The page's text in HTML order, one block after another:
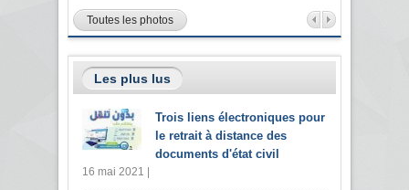
Toutes les photos
Les plus lus
Trois liens électroniques pour
le retrait à distance des
documents d'état civil
16 mai 2021 |